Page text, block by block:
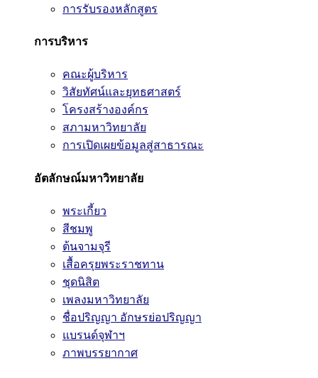
การรับรองหลักสูตร
การบริหาร
คณะผู้บริหาร
วิสัยทัศน์และยุทธศาสตร์
โครงสร้างองค์กร
สภามหาวิทยาลัย
การเปิดเผยข้อมูลสู่สาธารณะ
อัตลักษณ์มหาวิทยาลัย
พระเกี้ยว
สีชมพู
ต้นจามจุรี
เสื้อครุยพระราชทาน
ชุดนิสิต
เพลงมหาวิทยาลัย
ชื่อปริญญา อักษรย่อปริญญา
แบรนด์จุฬาฯ
ภาพบรรยากาศ